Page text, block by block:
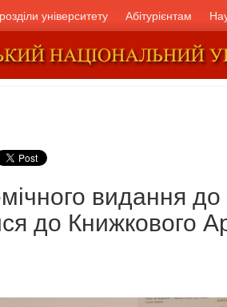
університету Абітурієнтам
видання
до Книжкового